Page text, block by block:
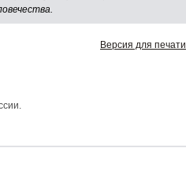
Версия для печати